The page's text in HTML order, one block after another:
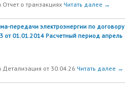
о транзакциях Читать далее →
передачи электроэнергии по договору
от 01.01.2014 Расчетный период апрель
от 30.04.26 Читать далее →